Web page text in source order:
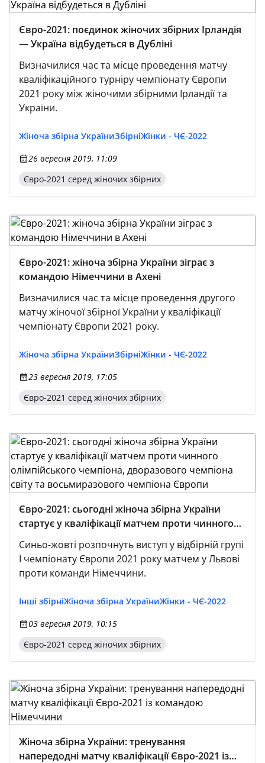
Євро-2021: поєдинок жіночих збірних Ірландія
— Україна відбудеться в Дубліні
Визначилися час та місце проведення матчу
кваліфікаційного турніру чемпіонату Європи
2021 року між жіночими збірними Ірландії та
України.
Жіноча збірна УкраїниЗбірніЖінки - ЧЄ-2022
26 вересня 2019, 11:09
Євро-2021 серед жіночих збірних
Євро-2021: жіноча збірна України зіграє з
командою Німеччини в Ахені
Визначилися час та місце проведення другого
матчу жіночої збірної України у кваліфікації
чемпіонату Європи 2021 року.
Жіноча збірна УкраїниЗбірніЖінки - ЧЄ-2022
23 вересня 2019, 17:05
Євро-2021 серед жіночих збірних
Євро-2021: сьогодні жіноча збірна України
стартує у кваліфікації матчем проти чинного
олімпійського чемпіона, дворазового
чемпіона світу та восьмиразового чемпіона
Європи
Синьо-жовті розпочнуть виступ у відбірній групі
I чемпіонату Європи 2021 року матчем у Львові
проти команди Німеччини.
Інші збірніЖіноча збірна УкраїниЖінки - ЧЄ-2022
03 вересня 2019, 10:15
Євро-2021 серед жіночих збірних
Жіноча збірна України: тренування
напередодні матчу кваліфікації Євро-2021 із